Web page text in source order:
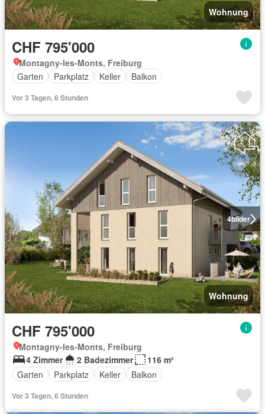
Wohnung
CHF 795'000
Montagny-les-Monts, Freiburg
Garten
Parkplatz Keller Balkon
Vor 3 Tagen, 6 Stunden
4bilder
Wohnung
CHF 795'000
Montagny-les-Monts, Freiburg
4 Zimmer
2 Badezimmer
116 m²
Garten
Parkplatz Keller Balkon
Vor 3 Tagen, 6 Stunden